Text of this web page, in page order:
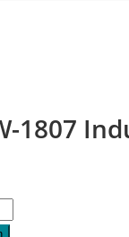
1807